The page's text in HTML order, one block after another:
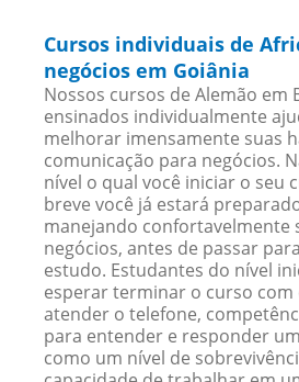
Cursos individuais de
negócios em Goiânia
Nossos cursos de Alemão em
ensinados individualmente
melhorar imensamente suas
comunicação para negócios.
nível o qual você iniciar o seu
breve você já estará
manejando confortavelmente
negócios, antes de passar
estudo. Estudantes do nível
esperar terminar o curso com
atender o telefone,
para entender e responder
como um nível de